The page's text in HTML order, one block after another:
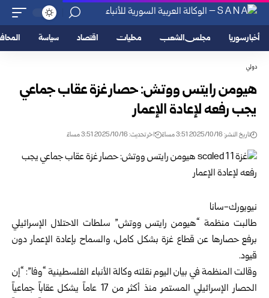
أخبار سوريا مجلس الشعب محليات اقتصاد سياسة
دولي
هيومن رايتس ووتش: حصار غزة عقاب جماعي
يجب رفعه لإعادة الإعمار
تاريخ النشر: 2025/10/16 3:51 مساءً اخر تحديث: 2025/10/16 3:51 مساءً
نيويورك-سانا
طالبت منظمة “هيومن رايتس ووتش” سلطات الاحتلال الإسرائيلي
برفع حصارها عن قطاع غزة بشكل كامل، والسماح بإعادة الإعمار دون
قيود.
وقالت المنظمة في بيان اليوم نقلته وكالة الأنباء الفلسطينية “وفا”: “إن
الحصار الإسرائيلي المستمر منذ أكثر من 17 عاماً يشكل عقاباً جماعياً